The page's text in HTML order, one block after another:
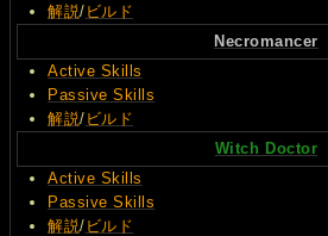
解説/ ビルド
Necromancer
Active Skills
Passive Skills
解説/ ビルド
Witch Doctor
Active Skills
Passive Skills
解説/ ビルド